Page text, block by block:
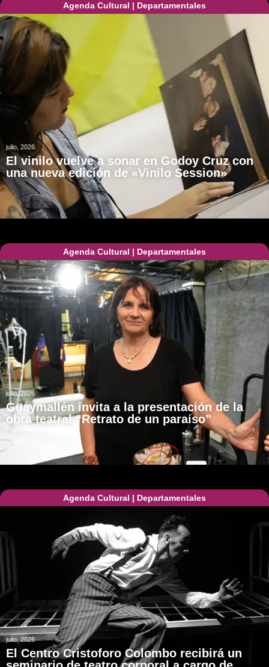
Agenda Cultural | Departamentales
julio, 2026
El vinilo vuelve a sonar en Godoy Cruz con
una nueva edición de «Vinilo Session»
Agenda Cultural | Departamentales
julio, 2026
Guaymallén invita a la presentación de la
obra teatral “Retrato de un paraíso”
Agenda Cultural | Departamentales
julio, 2026
El Centro Cristoforo Colombo recibirá un